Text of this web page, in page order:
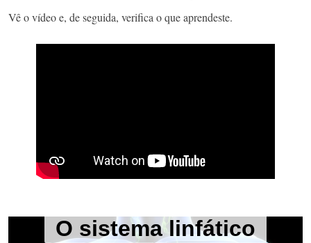
Vê o vídeo e, de seguida, verifica o que aprendeste.